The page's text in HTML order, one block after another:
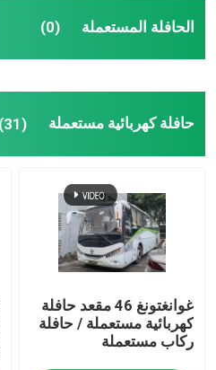
الحافلة المستعملة (0)
حافلة كهربائية مستعملة (31)
غوانغتونغ 46 مقعد حافلة
كهربائية مستعملة / حافلة
ركاب مستعملة